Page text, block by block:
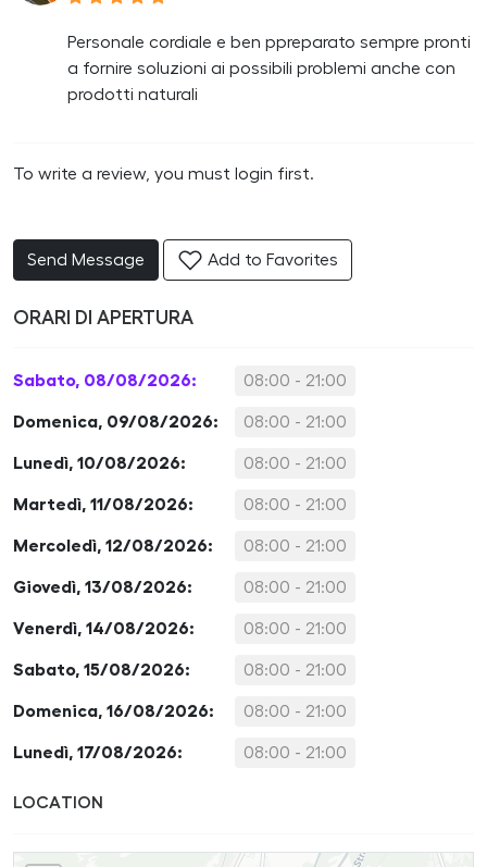
Personale cordiale e ben ppreparato sempre pronti
a fornire soluzioni ai possibili problemi anche con
prodotti naturali
To write a review, you must login first.
Send Message Add to Favorites
ORARI DI APERTURA
Sabato, 08/08/2026: 08:00 - 21:00
Domenica, 09/08/2026: 08:00 - 21:00
Lunedì, 10/08/2026: 08:00 - 21:00
Martedì, 11/08/2026: 08:00 - 21:00
Mercoledì, 12/08/2026: 08:00 - 21:00
Giovedì, 13/08/2026: 08:00 - 21:00
Venerdì, 14/08/2026: 08:00 - 21:00
Sabato, 15/08/2026: 08:00 - 21:00
Domenica, 16/08/2026: 08:00 - 21:00
Lunedì, 17/08/2026: 08:00 - 21:00
LOCATION